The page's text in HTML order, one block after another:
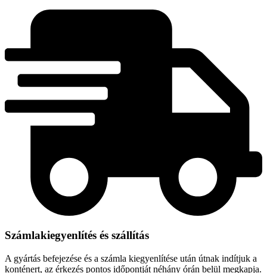
Számlakiegyenlítés és szállítás
A gyártás befejezése és a számla kiegyenlítése után útnak indítjuk a
konténert, az érkezés pontos időpontját néhány órán belül megkapja.